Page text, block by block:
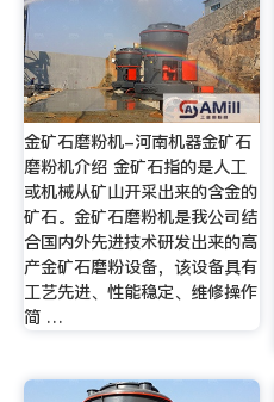
金矿石磨粉机-河南机器金矿石
磨粉机介绍 金矿石指的是人工
或机械从矿山开采出来的含金的
矿石。金矿石磨粉机是我公司结
合国内外先进技术研发出来的高
产金矿石磨粉设备，该设备具有
工艺先进、性能稳定、维修操作
简 …